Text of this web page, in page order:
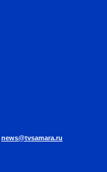
news@tvsamara.ru